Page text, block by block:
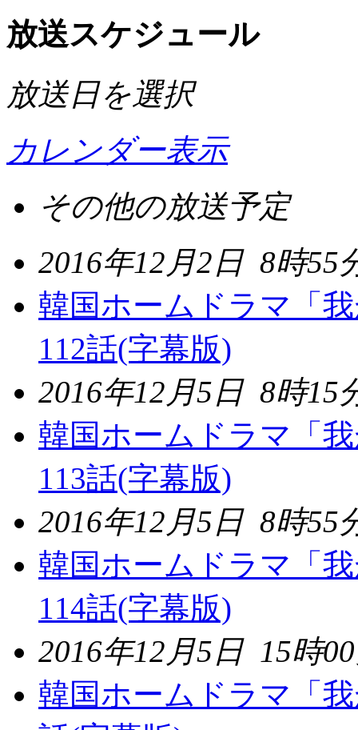
放送スケジュール
放送日を選択
カレンダー表示
その他の放送予定
2016年12月2日 8時55
韓国ホームドラマ「
112話(字幕版)
2016年12月5日 8時15
韓国ホームドラマ「
113話(字幕版)
2016年12月5日 8時55
韓国ホームドラマ「
114話(字幕版)
2016年12月5日 15時
韓国ホームドラマ「